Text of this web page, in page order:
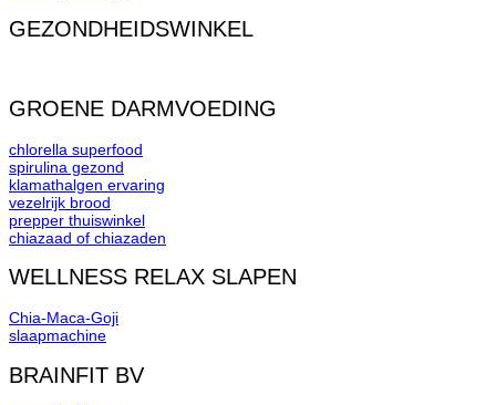
GEZONDHEIDSWINKEL
GROENE DARMVOEDING
chlorella superfood
spirulina gezond
klamathalgen ervaring
vezelrijk brood
prepper thuiswinkel
chiazaad of chiazaden
WELLNESS RELAX SLAPEN
Chia-Maca-Goji
slaapmachine
BRAINFIT BV